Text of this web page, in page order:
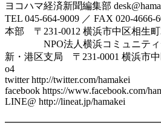
ヨコハマ経済新聞編集部
TEL 045-664-9009 ／ FAX 020-4666-
本部 〒231-0012 横浜市中区相生
NPO法人横浜コミュニティ
新・港区支局 〒231-0001 横浜市
o4
twitter http://twitter.com/hamakei
facebook https://www.facebook.com/
LINE@ http://lineat.jp/hamakei